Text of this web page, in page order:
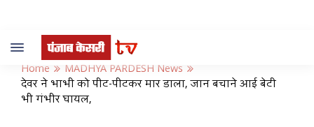
Toggle
navigation
Home
MADHYA PARDESH News
देवर ने भाभी को पीट-पीटकर मार डाला, जान बचाने आई बेटी
भी गंभीर घायल,